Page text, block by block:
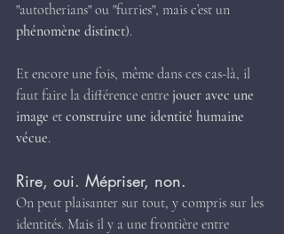
"autotherians" ou "furries", mais c’est un
phénomène distinct).
Et encore une fois, même dans ces cas-là, il
faut faire la différence entre jouer avec une
image et construire une identité humaine
vécue.
Rire, oui. Mépriser, non.
On peut plaisanter sur tout, y compris sur les
identités. Mais il y a une frontière entre